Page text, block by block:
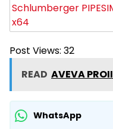
Schlumberger
x64
Post Views: 32
READ AVEVA
WhatsApp